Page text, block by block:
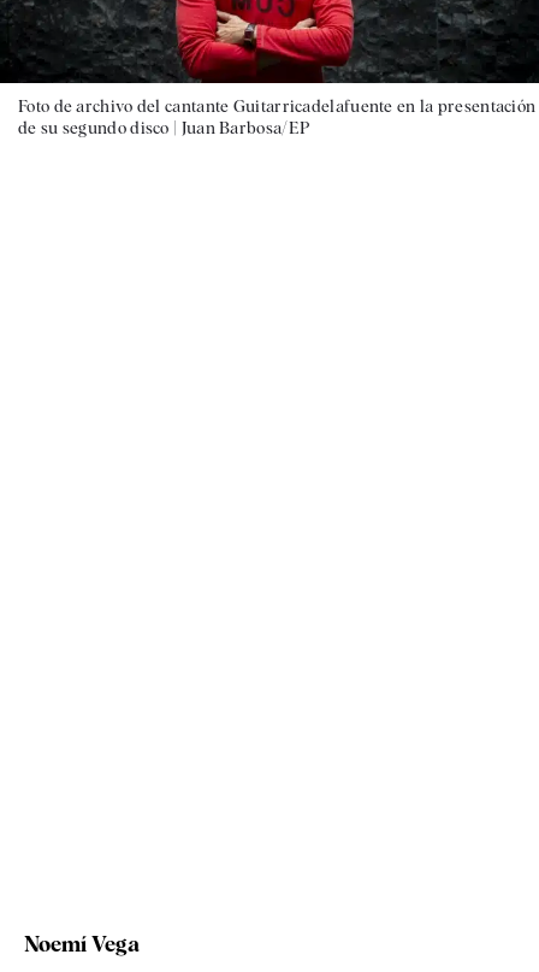
Foto de archivo del cantante Guitarricadelafuente en la presentación
de su segundo disco | Juan Barbosa/EP
Noemí Vega